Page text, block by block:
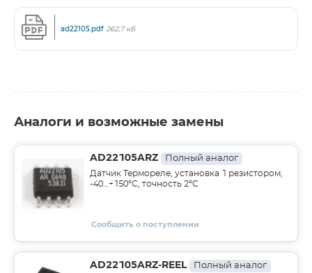
ad22105.pdf 262,7 кБ
Аналоги и возможные замены
AD22105ARZ Полный аналог
Датчик Термореле, установка 1 резистором,
-40…+150°С, точность 2°С
Сообщить о поступлении
AD22105ARZ-REEL Полный аналог